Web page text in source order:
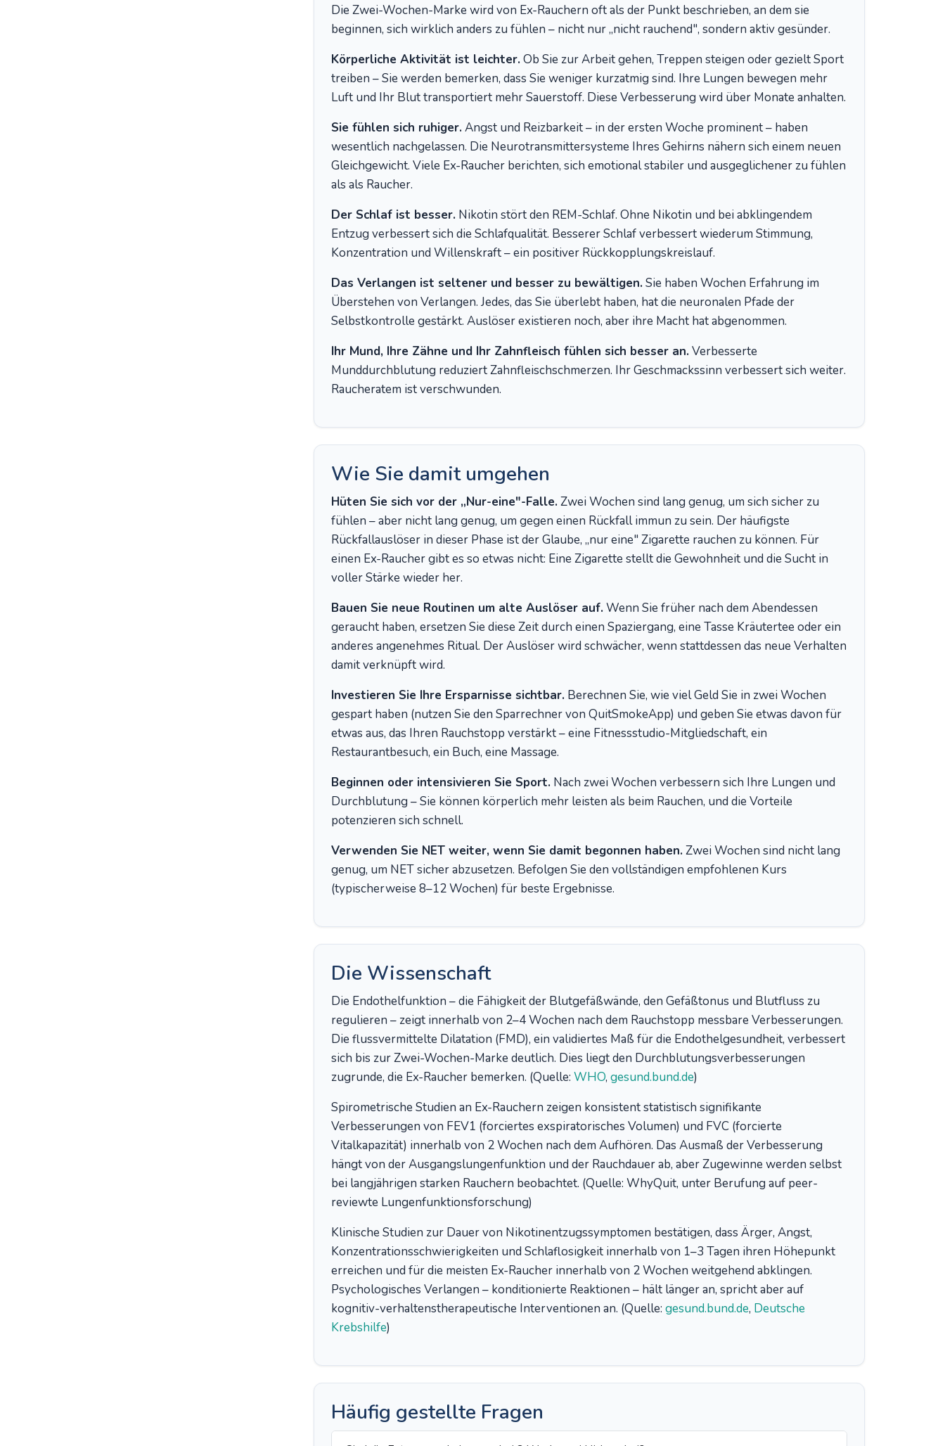
Die Zwei-Wochen-Marke wird von Ex-Rauchern oft als der Punkt beschrieben, an dem sie
beginnen, sich wirklich anders zu fühlen – nicht nur „nicht rauchend", sondern aktiv gesünder.
Körperliche Aktivität ist leichter.Ob Sie zur Arbeit gehen, Treppen steigen oder gezielt Sport
treiben – Sie werden bemerken, dass Sie weniger kurzatmig sind. Ihre Lungen bewegen mehr
Luft und Ihr Blut transportiert mehr Sauerstoff. Diese Verbesserung wird über Monate anhalten.
Sie fühlen sich ruhiger.Angst und Reizbarkeit – in der ersten Woche prominent – haben
wesentlich nachgelassen. Die Neurotransmittersysteme Ihres Gehirns nähern sich einem neuen
Gleichgewicht. Viele Ex-Raucher berichten, sich emotional stabiler und ausgeglichener zu fühlen
als als Raucher.
Der Schlaf ist besser. Nikotin stört den REM-Schlaf. Ohne Nikotin und bei abklingendem
Entzug verbessert sich die Schlafqualität. Besserer Schlaf verbessert wiederum Stimmung,
Konzentration und Willenskraft – ein positiver Rückkopplungskreislauf.
Das Verlangen ist seltener und besser zu bewältigen.Sie haben Wochen Erfahrung im
Überstehen von Verlangen. Jedes, das Sie überlebt haben, hat die neuronalen Pfade der
Selbstkontrolle gestärkt. Auslöser existieren noch, aber ihre Macht hat abgenommen.
Ihr Mund, Ihre Zähne und Ihr Zahnfleisch fühlen sich besser an.Verbesserte
Munddurchblutung reduziert Zahnfleischschmerzen. Ihr Geschmackssinn verbessert sich weiter.
Raucheratem ist verschwunden.
Wie Sie damit umgehen
Hüten Sie sich vor der „Nur-eine"-Falle.Zwei Wochen sind lang genug, um sich sicher zu
fühlen – aber nicht lang genug, um gegen einen Rückfall immun zu sein. Der häufigste
Rückfallauslöser in dieser Phase ist der Glaube, „nur eine" Zigarette rauchen zu können. Für
einen Ex-Raucher gibt es so etwas nicht: Eine Zigarette stellt die Gewohnheit und die Sucht in
voller Stärke wieder her.
Bauen Sie neue Routinen um alte Auslöser auf.Wenn Sie früher nach dem Abendessen
geraucht haben, ersetzen Sie diese Zeit durch einen Spaziergang, eine Tasse Kräutertee oder ein
anderes angenehmes Ritual. Der Auslöser wird schwächer, wenn stattdessen das neue Verhalten
damit verknüpft wird.
Investieren Sie Ihre Ersparnisse sichtbar. Berechnen Sie, wie viel Geld Sie in zwei Wochen
gespart haben (nutzen Sie den Sparrechner von QuitSmokeApp) und geben Sie etwas davon für
etwas aus, das Ihren Rauchstopp verstärkt – eine Fitnessstudio-Mitgliedschaft, ein
Restaurantbesuch, ein Buch, eine Massage.
Beginnen oder intensivieren Sie Sport. Nach zwei Wochen verbessern sich Ihre Lungen und
Durchblutung – Sie können körperlich mehr leisten als beim Rauchen, und die Vorteile
potenzieren sich schnell.
Verwenden Sie NET weiter, wenn Sie damit begonnen haben.Zwei Wochen sind nicht lang
genug, um NET sicher abzusetzen. Befolgen Sie den vollständigen empfohlenen Kurs
(typischerweise 8–12 Wochen) für beste Ergebnisse.
Die Wissenschaft
Die Endothelfunktion – die Fähigkeit der Blutgefäßwände, den Gefäßtonus und Blutfluss zu
regulieren – zeigt innerhalb von 2–4 Wochen nach dem Rauchstopp messbare Verbesserungen.
Die flussvermittelte Dilatation (FMD), ein validiertes Maß für die Endothelgesundheit, verbessert
sich bis zur Zwei-Wochen-Marke deutlich. Dies liegt den Durchblutungsverbesserungen
zugrunde, die Ex-Raucher bemerken. (Quelle: WHO, gesund.bund.de)
Spirometrische Studien an Ex-Rauchern zeigen konsistent statistisch signifikante
Verbesserungen von FEV1 (forciertes exspiratorisches Volumen) und FVC (forcierte
Vitalkapazität) innerhalb von 2 Wochen nach dem Aufhören. Das Ausmaß der Verbesserung
hängt von der Ausgangslungenfunktion und der Rauchdauer ab, aber Zugewinne werden selbst
bei langjährigen starken Rauchern beobachtet. (Quelle: WhyQuit, unter Berufung auf peer-
reviewte Lungenfunktionsforschung)
Klinische Studien zur Dauer von Nikotinentzugssymptomen bestätigen, dass Ärger, Angst,
Konzentrationsschwierigkeiten und Schlaflosigkeit innerhalb von 1–3 Tagen ihren Höhepunkt
erreichen und für die meisten Ex-Raucher innerhalb von 2 Wochen weitgehend abklingen.
Psychologisches Verlangen – konditionierte Reaktionen – hält länger an, spricht aber auf
kognitiv-verhaltenstherapeutische Interventionen an. (Quelle: gesund.bund.de, Deutsche
Krebshilfe)
Häufig gestellte Fragen